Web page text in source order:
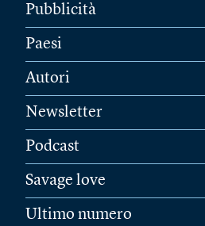
Pubblicità
Paesi
Autori
Newsletter
Podcast
Savage love
Ultimo numero